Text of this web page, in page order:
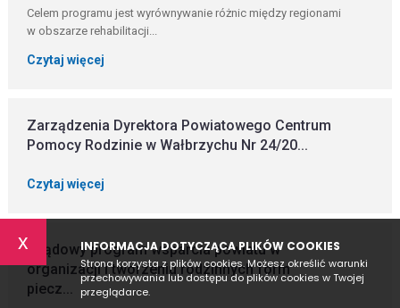
x INFORMACJA DOTYCZĄCA PLIKÓW COOKIES
Strona korzysta z plików cookies. Możesz określić warunki
przechowywania lub dostępu do plików cookies w Twojej
przeglądarce.
Celem programu jest wyrównywanie różnic między regionami
w obszarze rehabilitacji...
Czytaj więcej
Zarządzenia Dyrektora Powiatowego Centrum
Pomocy Rodzinie w Wałbrzychu Nr 24/20...
Czytaj więcej
Rządowy program wsparcia powiatu w
organizacji i tworzeniu rodzinnych form
piecz...